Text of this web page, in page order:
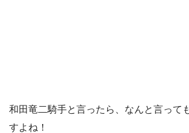
和田竜二騎手と言ったら、なんと言って
すよね！